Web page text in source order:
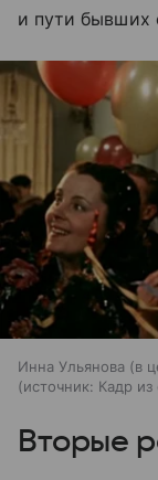
и пути бывших
Инна Ульянова (в
источник: Кадр
Вторые